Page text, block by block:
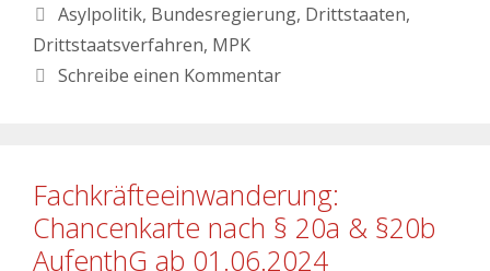
Asylpolitik, Bundesregierung, Drittstaaten,
Drittstaatsverfahren, MPK
Schreibe einen Kommentar
Fachkräfteeinwanderung:
Chancenkarte nach § 20a & §20b
AufenthG ab 01.06.2024